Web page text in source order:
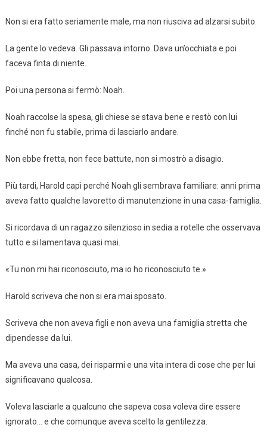
Non si era fatto seriamente male, ma non riusciva ad alzarsi subito.
La gente lo vedeva. Gli passava intorno. Dava un’occhiata e poi
faceva finta di niente.
Poi una persona si fermò: Noah.
Noah raccolse la spesa, gli chiese se stava bene e restò con lui
finché non fu stabile, prima di lasciarlo andare.
Non ebbe fretta, non fece battute, non si mostrò a disagio.
Più tardi, Harold capì perché Noah gli sembrava familiare: anni prima
aveva fatto qualche lavoretto di manutenzione in una casa-famiglia.
Si ricordava di un ragazzo silenzioso in sedia a rotelle che osservava
tutto e si lamentava quasi mai.
«Tu non mi hai riconosciuto, ma io ho riconosciuto te.»
Harold scriveva che non si era mai sposato.
Scriveva che non aveva figli e non aveva una famiglia stretta che
dipendesse da lui.
Ma aveva una casa, dei risparmi e una vita intera di cose che per lui
significavano qualcosa.
Voleva lasciarle a qualcuno che sapeva cosa voleva dire essere
ignorato… e che comunque aveva scelto la gentilezza.